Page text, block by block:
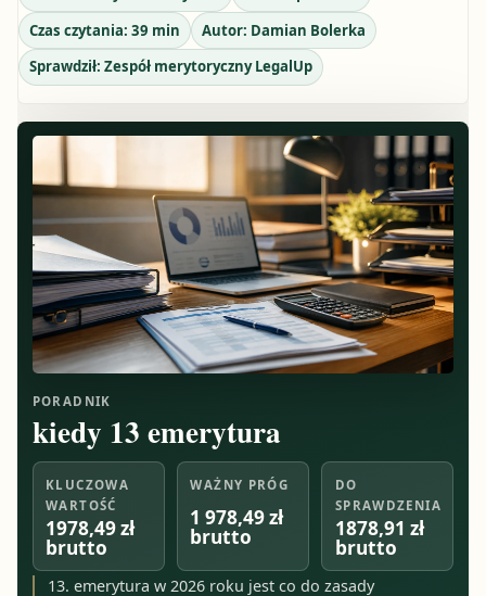
Czas czytania: 39 min Autor: Damian Bolerka
Sprawdził: Zespół merytoryczny LegalUp
PORADNIK
kiedy 13 emerytura
KLUCZOWA
WARTOŚĆ
1978,49 zł
brutto
WAŻNY PRÓG
1 978,49 zł
brutto
DO
SPRAWDZENIA
1878,91 zł
brutto
13. emerytura w 2026 roku jest co do zasady